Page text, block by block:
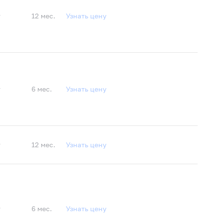
12 мес. Узнать цену
6 мес. Узнать цену
12 мес. Узнать цену
6 мес. Узнать цену